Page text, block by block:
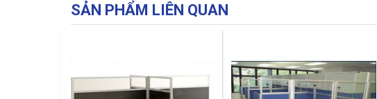
SẢN PHẨM LIÊN QUAN